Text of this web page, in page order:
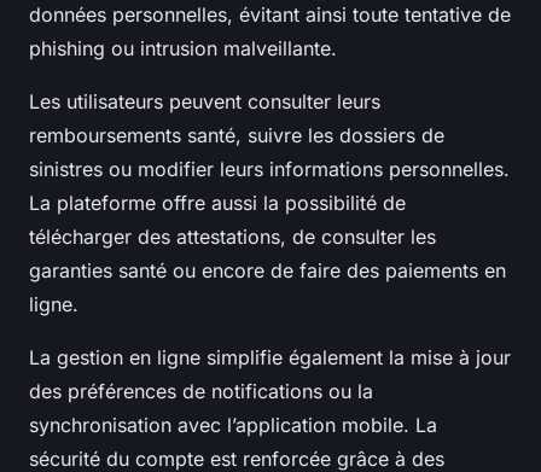
données personnelles, évitant ainsi toute tentative de
phishing ou intrusion malveillante.
Les utilisateurs peuvent consulter leurs
remboursements santé, suivre les dossiers de
sinistres ou modifier leurs informations personnelles.
La plateforme offre aussi la possibilité de
télécharger des attestations, de consulter les
garanties santé ou encore de faire des paiements en
ligne.
La gestion en ligne simplifie également la mise à jour
des préférences de notifications ou la
synchronisation avec l’application mobile. La
sécurité du compte est renforcée grâce à des